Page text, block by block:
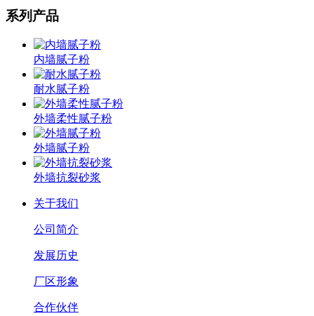
系列产品
内墙腻子粉
耐水腻子粉
外墙柔性腻子粉
外墙腻子粉
外墙抗裂砂浆
关于我们
公司简介
发展历史
厂区形象
合作伙伴